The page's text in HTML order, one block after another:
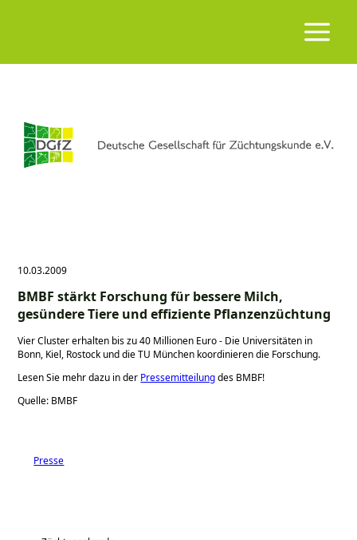
10.03.2009
BMBF stärkt Forschung für bessere Milch,
gesündere Tiere und effiziente Pflanzenzüchtung
Vier Cluster erhalten bis zu 40 Millionen Euro - Die Universitäten in
Bonn, Kiel, Rostock und die TU München koordinieren die Forschung.
Lesen Sie mehr dazu in der Pressemitteilungdes BMBF!
Quelle: BMBF
Presse